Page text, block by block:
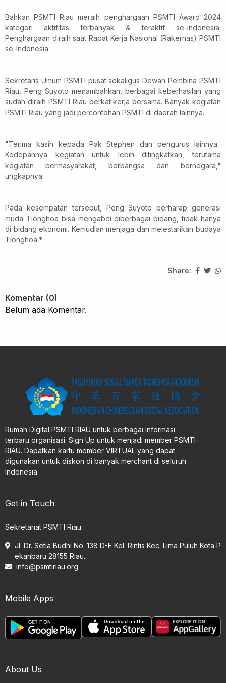
Bahkan PSMTI Riau meraih penghargaan PSMTI Award 2024
kategori aktifitas terbanyak & teraktif se-Indonesia.
Penghargaan diraih saat Rapat Kerja Nasional (Rakernas) PSMTI
se-Indonesia.
Sekretaris Umum PSMTI pusat sekaligus Dewan Pembina PSMTI
Riau, Peng Suyoto menambahkan, berbagai keberhasilan yang
sudah diraih PSMTI Riau berkat kerja bersama. Banyak kegiatan
PSMTI Riau yang jadi percontohan PSMTI di daerah lainnya.
"Terima kasih kepada Pak Stephen dan pengurus lainnya.
Kedepannya kegiatan untuk lebih ditingkatkan, terutama
kegiatan bermasyarakat, berbangsa dan bernegara,"
ungkapnya.
Pada kesempatan tersebut, Peng Suyoto berharap generasi
muda Tionghoa bisa mengabdi diberbagai bidang, tidak hanya
di bidang ekonomi. Kemudian menjaga dan melestarikan budaya
Tionghoa.*
Share:
Komentar (0)
Belum ada Komentar.
Rumah Digital PSMTI RIAU untuk berbagai informasi
terbaru organisasi. Sign Up untuk menjadi member PSMTI
RIAU. Dapatkan kartu member VIRTUAL yang dapat
digunakan untuk diskon di banyak merchant di seluruh
Indonesia.
Get in Touch
Sekretariat PSMTI Riau
Jl. Dr. Setia Budhi No. 138 D-E Kel. Rintis Kec. Lima Puluh Kota P
ekanbaru 28155 Riau.
info@psmtiriau.org
Mobile Apps
About Us